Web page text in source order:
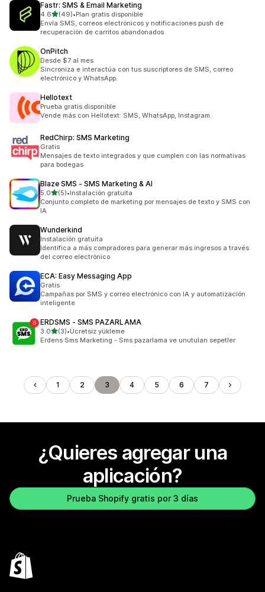
Fastr: SMS & Email Marketing
4.6de 5 estrellas
(49)
49 reseñas en total
•Plan gratis disponible
Envía SMS, correos electrónicos y notificaciones push de
recuperación de carritos abandonados
OnPitch
Desde $7 al mes
Sincroniza e interactúa con tus suscriptores de SMS, correo
electrónico y WhatsApp.
Hellotext
Prueba gratis disponible
Vende más con Hellotext: SMS, WhatsApp, Instagram.
RedChirp: SMS Marketing
Gratis
Mensajes de texto integrados y que cumplen con las normativas
para bodegas
Blaze SMS ‑ SMS Marketing & AI
5.0de 5 estrellas
(5)
5 reseñas en total
•Instalación gratuita
Conjunto completo de marketing por mensajes de texto y SMS con
IA
Wunderkind
Instalación gratuita
Identifica a más compradores para generar más ingresos a través
del correo electrónico
ECA: Easy Messaging App
Gratis
Campañas por SMS y correo electrónico con IA y automatización
inteligente
ERDSMS ‑ SMS PAZARLAMA
3.0de 5 estrellas
(3)
3 reseñas en total
•Ücretsiz yükleme
Erdens Sms Marketing - Sms pazarlama ve unutulan sepetler
1 2 3 4 5 6 7
¿Quieres agregar una
aplicación?
Prueba Shopify gratis por 3 días